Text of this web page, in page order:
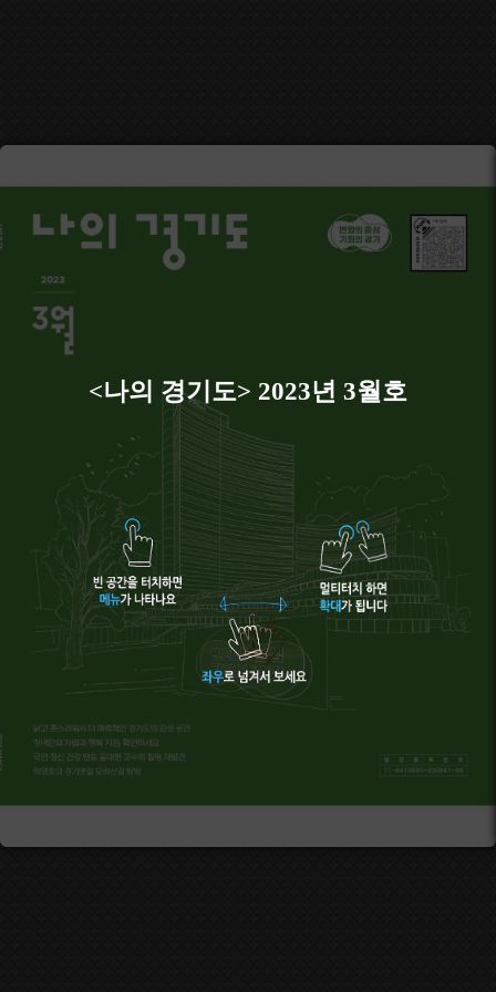
<나의 경기도> 2023년 3월호